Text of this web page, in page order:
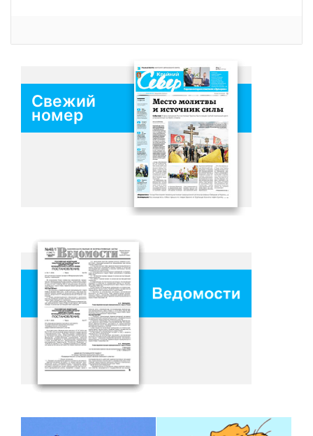
Свежий
номер